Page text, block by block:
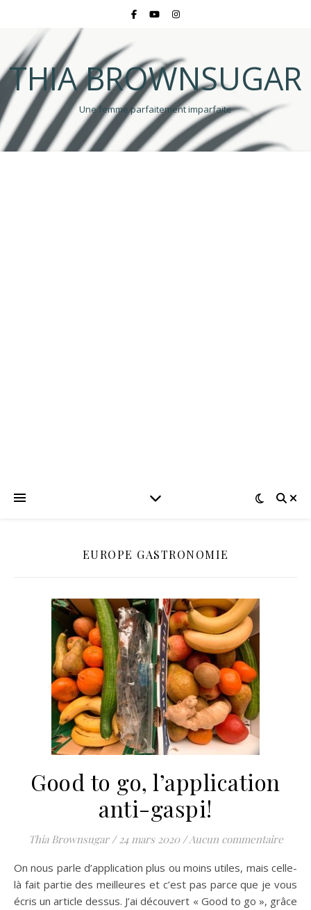
THIA BROWNSUGAR
Une femme parfaitement imparfaite
EUROPE GASTRONOMIE
Good to go, l’application
anti-gaspi!
Thia Brownsugar / 24 mars 2020 /Aucun commentaire
On nous parle d’application plus ou moins utiles, mais celle-
là fait partie des meilleures et c’est pas parce que je vous
écris un article dessus. J’ai découvert « Good to go », grâce